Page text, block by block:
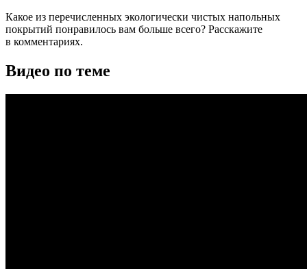
Какое из перечисленных экологически чистых напольных
покрытий понравилось вам больше всего? Расскажите
в комментариях.
Видео по теме